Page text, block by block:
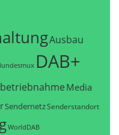
Ausbau
DAB+
Media
SendernetzSenderstandort
WorldDAB